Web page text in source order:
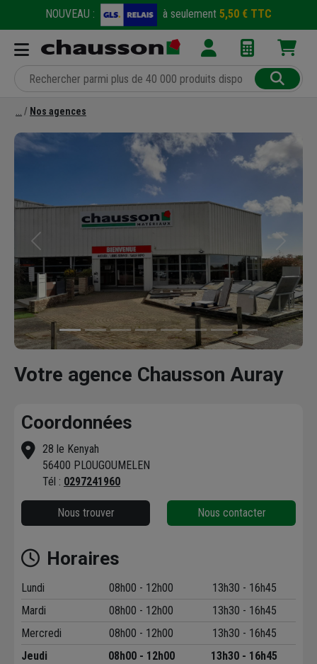
NOUVEAU : à seulement 5,50 € TTC
Nos agences
Précédent
Votre agence Chausson Auray
Coordonnées
28 le Kenyah
56400 PLOUGOUMELEN
Tél : 0297241960
Nous trouver Nous contacter
Horaires
Lundi 08h00 - 12h00
13h30 - 16h45
Mardi
08h00 - 12h00
13h30 - 16h45
Mercredi
08h00 - 12h00
13h30 - 16h45
Jeudi
08h00 - 12h00
13h30 - 16h45